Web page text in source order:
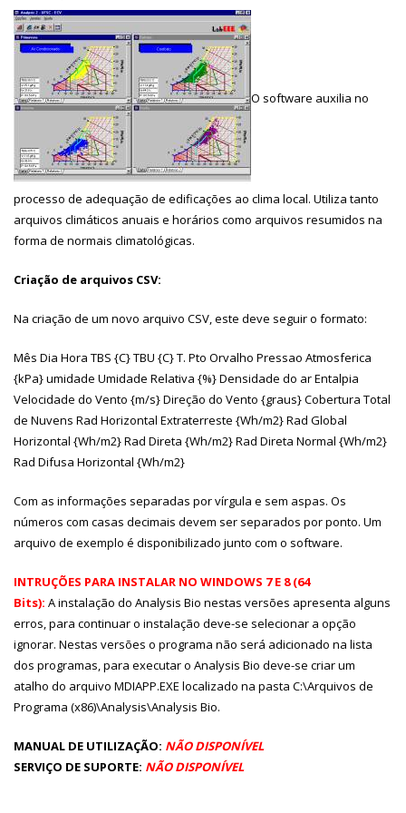
O software auxilia no
processo de adequação de edificações ao clima local. Utiliza tanto
arquivos climáticos anuais e horários como arquivos resumidos na
forma de normais climatológicas.
Criação de arquivos CSV:
Na criação de um novo arquivo CSV, este deve seguir o formato:
Mês Dia Hora TBS {C} TBU {C} T. Pto Orvalho Pressao Atmosferica
{kPa} umidade Umidade Relativa {%} Densidade do ar Entalpia
Velocidade do Vento {m/s} Direção do Vento {graus} Cobertura Total
de Nuvens Rad Horizontal Extraterreste {Wh/m2} Rad Global
Horizontal {Wh/m2} Rad Direta {Wh/m2} Rad Direta Normal {Wh/m2}
Rad Difusa Horizontal {Wh/m2}
Com as informações separadas por vírgula e sem aspas. Os
números com casas decimais devem ser separados por ponto. Um
arquivo de exemplo é disponibilizado junto com o software.
INTRUÇÕES PARA INSTALAR NO WINDOWS 7 E 8 (64
Bits): A instalação do Analysis Bio nestas versões apresenta alguns
erros, para continuar o instalação deve-se selecionar a opção
ignorar. Nestas versões o programa não será adicionado na lista
dos programas, para executar o Analysis Bio deve-se criar um
atalho do arquivo MDIAPP.EXE localizado na pasta C:\Arquivos de
Programa (x86)\Analysis\Analysis Bio.
MANUAL DE UTILIZAÇÃO: NÃO DISPONÍVEL
SERVIÇO DE SUPORTE: NÃO DISPONÍVEL